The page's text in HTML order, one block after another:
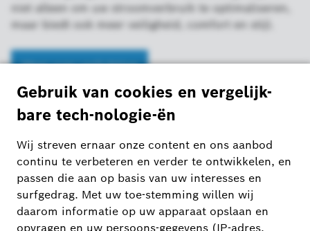
niet alleen om uw stroomverbruik te optimaliseren,
maar biedt ook meer veiligheid, comfort en stijl.
Meer over verlichting